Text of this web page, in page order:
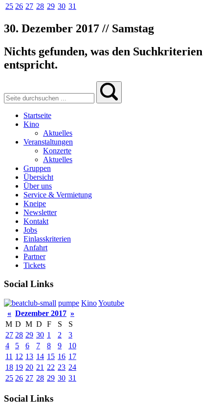
25 26 27 28 29 30 31
30. Dezember 2017 // Samstag
Nichts gefunden, was den Suchkriterien
entspricht.
Startseite
Kino
Aktuelles
Veranstaltungen
Konzerte
Aktuelles
Gruppen
Übersicht
Über uns
Service & Vermietung
Kneipe
Newsletter
Kontakt
Jobs
Einlasskriterien
Anfahrt
Partner
Tickets
Social Links
pumpe KinoYoutube
« Dezember 2017 »
M D M D F S
S
27 28 29 30 1 2
3
4
5 6 7 8 9
10
11 12 13 14 15 16 17
18 19 20 21 22 23 24
25 26 27 28 29 30 31
Social Links